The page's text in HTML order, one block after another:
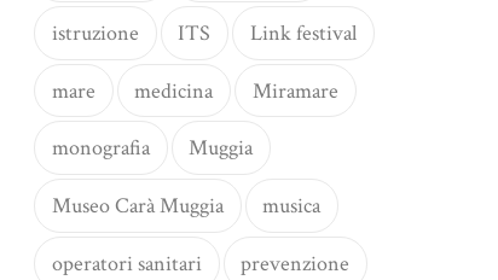
istruzione ITS Link festival
mare medicina Miramare
monografia Muggia
Museo Carà Muggia musica
operatori sanitari prevenzione